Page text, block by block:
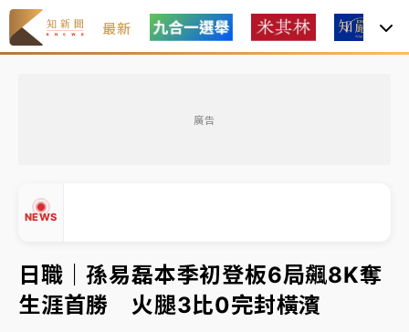
最新
廣告
NEWS
處置制度大變革！ 證交所今起縮短股票「關禁閉」天
數與撮合時間
才續任就飛美國大學面試 清大校長高為元致歉：機會
到來時引起我的好奇
白海豚颱風解除海警 西南風來了！4縣市大雨特報、各
日職｜孫易磊本季初登板6局飆8K奪
生涯首勝 火腿3比0完封橫濱